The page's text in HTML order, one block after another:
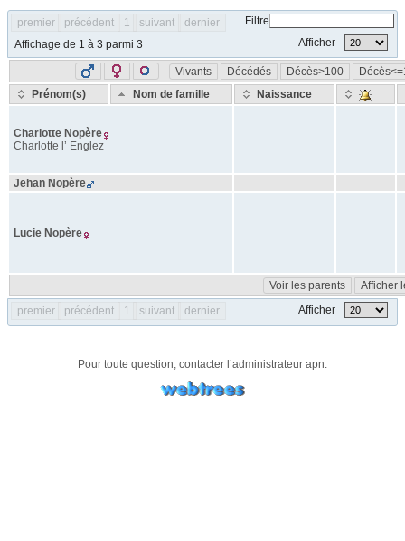
premier précédent 1 suivant dernier
Filtre
Affichage de 1 à 3 parmi 3
Afficher
Vivants Décédés Décès>100
Prénom(s)
Nom de famille Naissance
Voir les parents Afficher
Charlotte Nopère
Charlotte l’ Englez
Jehan Nopère
Lucie Nopère
premier précédent 1 suivant dernier Afficher
Pour toute question, contacter l’administrateur apn.